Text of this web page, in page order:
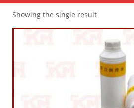
Showing the single result